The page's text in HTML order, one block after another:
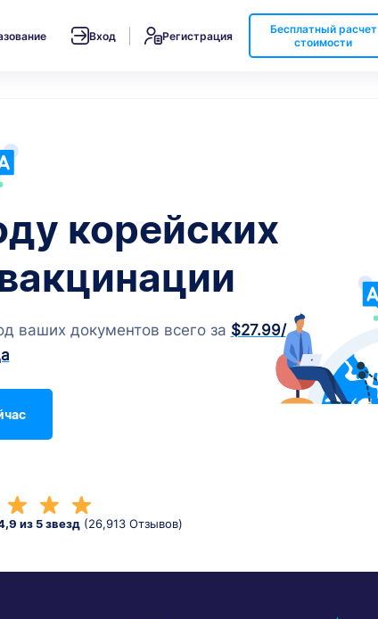
Вход Регистрация
Бесплатный расчет
стоимости
корейских
ваших документов всего за $27.99/
из 5 звезд (26,913 Отзывов)